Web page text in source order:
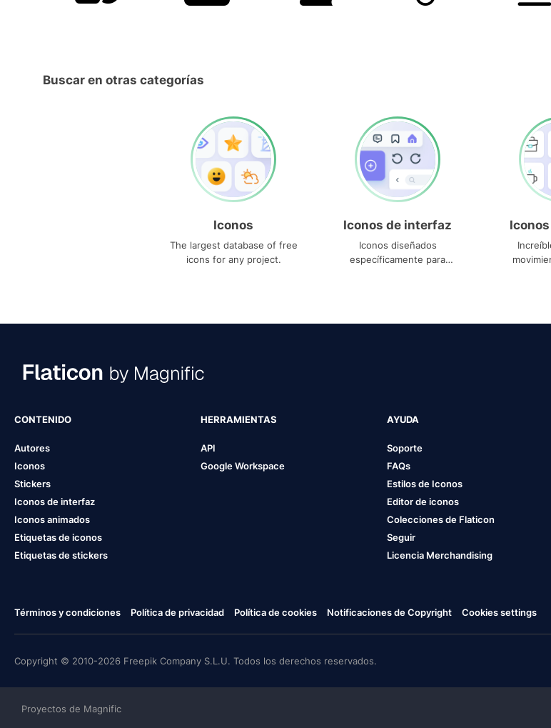
Buscar en otras categorías
Iconos
The largest database of free
icons for any project.
Iconos de interfaz
Iconos diseñados
específicamente para
CONTENIDO
Autores
Iconos
Stickers
Iconos de interfaz
Iconos animados
Etiquetas de iconos
Etiquetas de stickers
HERRAMIENTAS
API
Google Workspace
AYUDA
Soporte
FAQs
Estilos de Iconos
Editor de iconos
Colecciones de Flaticon
Seguir
Licencia Merchandising
Términos y condiciones Política de privacidad Política de cookies Notificaciones de Copyright Cookies settings
Copyright © 2010-2026 Freepik Company S.L.U. Todos los derechos reservados.
Proyectos de Magnific